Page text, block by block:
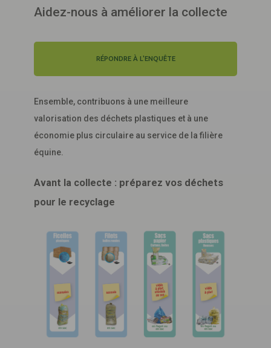
Aidez-nous à améliorer la collecte
RÉPONDRE À L'ENQUÊTE
Ensemble, contribuons à une meilleure
valorisation des déchets plastiques et à une
économie plus circulaire au service de la filière
équine.
Avant la collecte : préparez vos déchets
pour le recyclage